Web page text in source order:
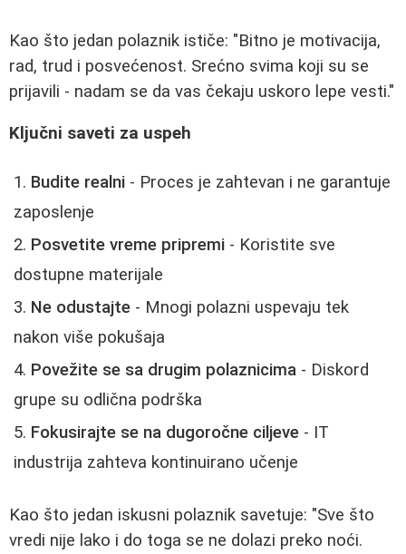
Kao što jedan polaznik ističe: "Bitno je motivacija,
rad, trud i posvećenost. Srećno svima koji su se
prijavili - nadam se da vas čekaju uskoro lepe vesti."
Ključni saveti za uspeh
Budite realni - Proces je zahtevan i ne garantuje
zaposlenje
Posvetite vreme pripremi - Koristite sve
dostupne materijale
Ne odustajte - Mnogi polazni uspevaju tek
nakon više pokušaja
Povežite se sa drugim polaznicima - Diskord
grupe su odlična podrška
Fokusirajte se na dugoročne ciljeve - IT
industrija zahteva kontinuirano učenje
Kao što jedan iskusni polaznik savetuje: "Sve što
vredi nije lako i do toga se ne dolazi preko noći.